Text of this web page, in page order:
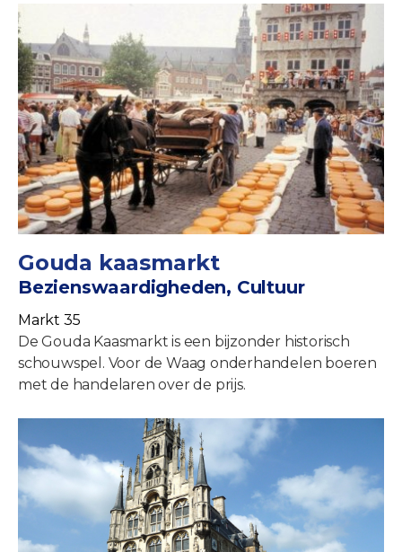
Gouda kaasmarkt
Bezienswaardigheden, Cultuur
Markt 35
De Gouda Kaasmarkt is een bijzonder historisch
schouwspel. Voor de Waag onderhandelen boeren
met de handelaren over de prijs.